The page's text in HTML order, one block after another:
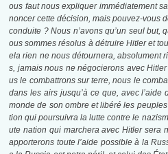
ous faut nous expliquer immédiatement
noncer cette décision, mais pouvez-vous
conduite ? Nous n’avons qu’un seul but,
ous sommes résolus à détruire Hitler et
ela rien ne nous détournera, absolument
s, jamais nous ne négocierons avec
us le combattrons sur terre, nous le
dans les airs jusqu’à ce que, avec
monde de son ombre et libéré les
tion qui poursuivra la lutte contre le
ute nation qui marchera avec Hitler
apporterons toute l’aide possible à la